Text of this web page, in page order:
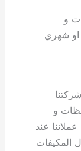
و
او شهري
و
عند
المكيفات